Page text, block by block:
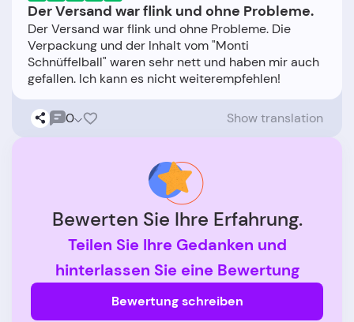
Der Versand war flink und ohne Probleme.
Der Versand war flink und ohne Probleme. Die
Verpackung und der Inhalt vom "Monti
Schnüffelball" waren sehr nett und haben mir auch
0 Show translation
Bewerten Sie Ihre Erfahrung.
Teilen Sie Ihre Gedanken und
hinterlassen Sie eine Bewertung
Bewertung schreiben